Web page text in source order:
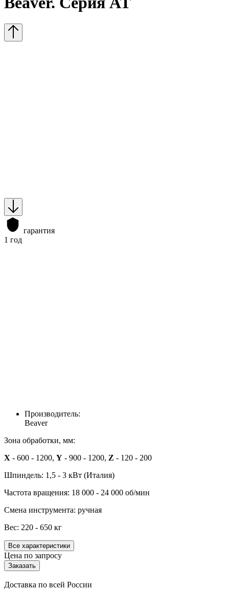
гарантия
1 год
Производитель:
Beaver
Зона обработки, мм:
X - 600 - 1200, Y - 900 - 1200, Z - 120 - 200
Шпиндель: 1,5 - 3 кВт (Италия)
Частота вращения: 18 000 - 24 000 об/мин
Смена инструмента: ручная
Вес: 220 - 650 кг
Все характеристики
Цена по запросу
Заказать
Доставка по всей России